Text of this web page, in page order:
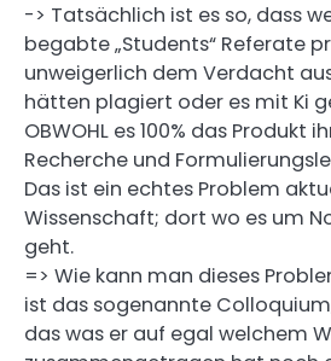
-> Tatsächlich ist es so, dass
begabte „Students“ Referate
unweigerlich dem Verdacht
hätten plagiert oder es mit Ki
OBWOHL es 100% das Produkt
Recherche und
Das ist ein echtes Problem
Wissenschaft; dort wo es um
geht.
=> Wie kann man dieses
ist das sogenannte
das was er auf egal welchem